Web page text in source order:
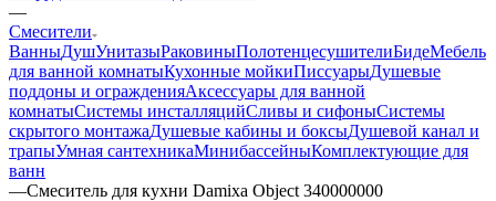
—
Смесители
ВанныДушУнитазыРаковиныПолотенцесушителиБидеМебель
для ванной комнатыКухонные мойкиПиссуарыДушевые
поддоны и огражденияАксессуары для ванной
комнатыСистемы инсталляцийСливы и сифоныСистемы
скрытого монтажаДушевые кабины и боксыДушевой канал и
трапыУмная сантехникаМинибассейныКомплектующие для
ванн
—Смеситель для кухни Damixa Object 340000000